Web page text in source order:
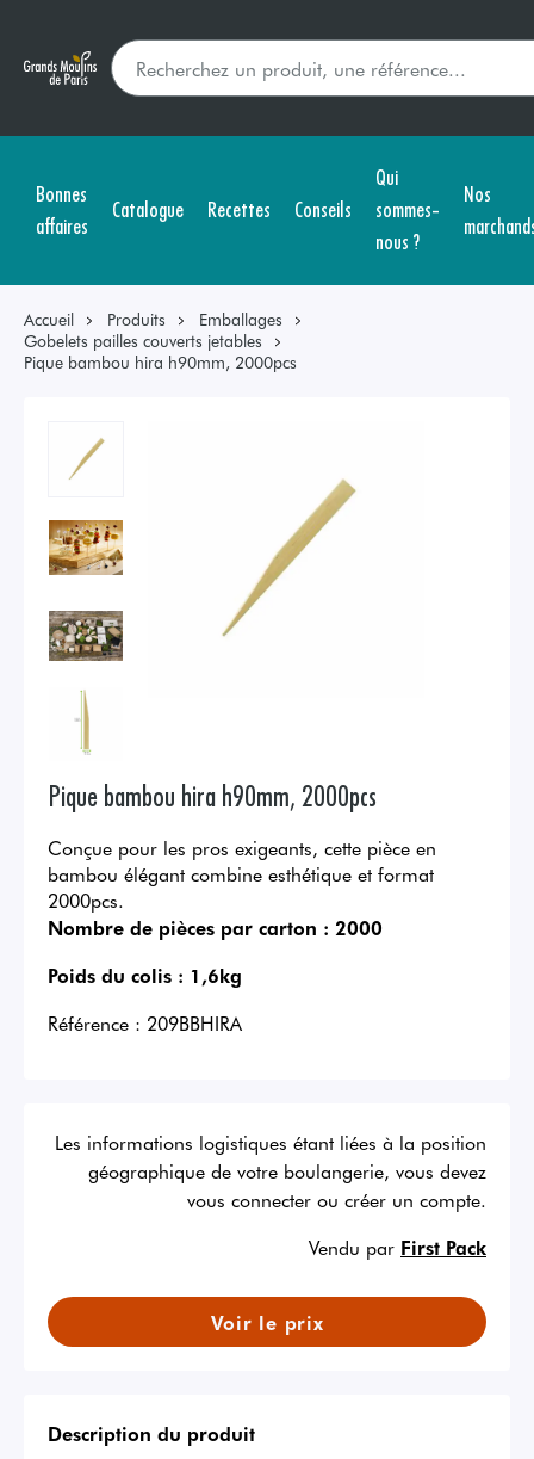
Bonnes
affaires
Catalogue Recettes Conseils
Qui
sommes-
nous ?
Nos
Accueil Produits
Emballages
Gobelets pailles couverts jetables
Pique bambou hira h90mm, 2000pcs
Pique bambou hira h90mm, 2000pcs
Conçue pour les pros exigeants, cette pièce en
bambou élégant combine esthétique et format
2000pcs.
Nombre de pièces par carton : 2000
Poids du colis : 1,6kg
Référence : 209BBHIRA
Les informations logistiques étant liées à la position
géographique de votre boulangerie, vous devez
vous connecter ou créer un compte.
Vendu par First Pack
Voir le prix
Description du produit